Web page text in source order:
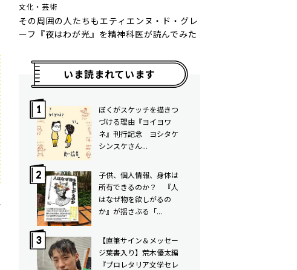
文化・芸術
その周囲の人たちも――エティエンヌ・ド・グレ
ーフ『夜はわが光』を精神科医が読んでみた
いま読まれています
ぼくがスケッチを描きつ
づける理由――『ヨイヨワ
ネ』刊行記念 ヨシタケ
シンスケさん...
子供、個人情報、身体は
所有できるのか？ 『人
はなぜ物を欲しがるの
か』が揺さぶる「...
【直筆サイン＆メッセー
ジ葉書入り】荒木優太編
『プロレタリア文学セレ